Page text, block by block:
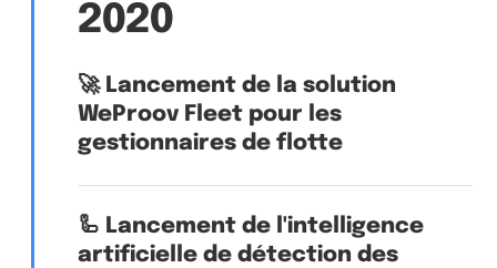
2020
🚀 Lancement de la solution
WeProov Fleet pour les
gestionnaires de flotte
🦾 Lancement de l'intelligence
artificielle de détection des